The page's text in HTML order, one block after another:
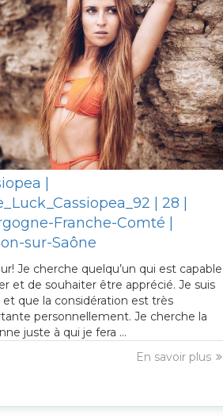
|
| 28 |
Franche-Comté |
sur-Saône
Je cherche quelqu’un qui est capable
et de souhaiter être apprécié. Je suis
et que la considération est très
personnellement. Je cherche la
juste à qui je fera ...
En savoir plus